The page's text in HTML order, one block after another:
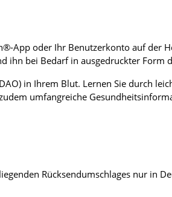
App oder Ihr Benutzerkonto auf der
ihn bei Bedarf in ausgedruckter Form
in Ihrem Blut. Lernen Sie durch
umfangreiche
Rücksendumschlages nur in